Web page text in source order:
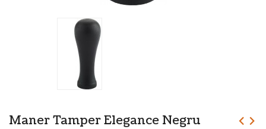
Maner Tamper Elegance Negru